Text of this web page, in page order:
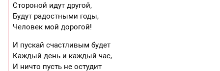
Стороной идут другой,
Будут радостными годы,
Человек мой дорогой!
И пускай счастливым будет
Каждый день и каждый час,
И ничто пусть не остудит